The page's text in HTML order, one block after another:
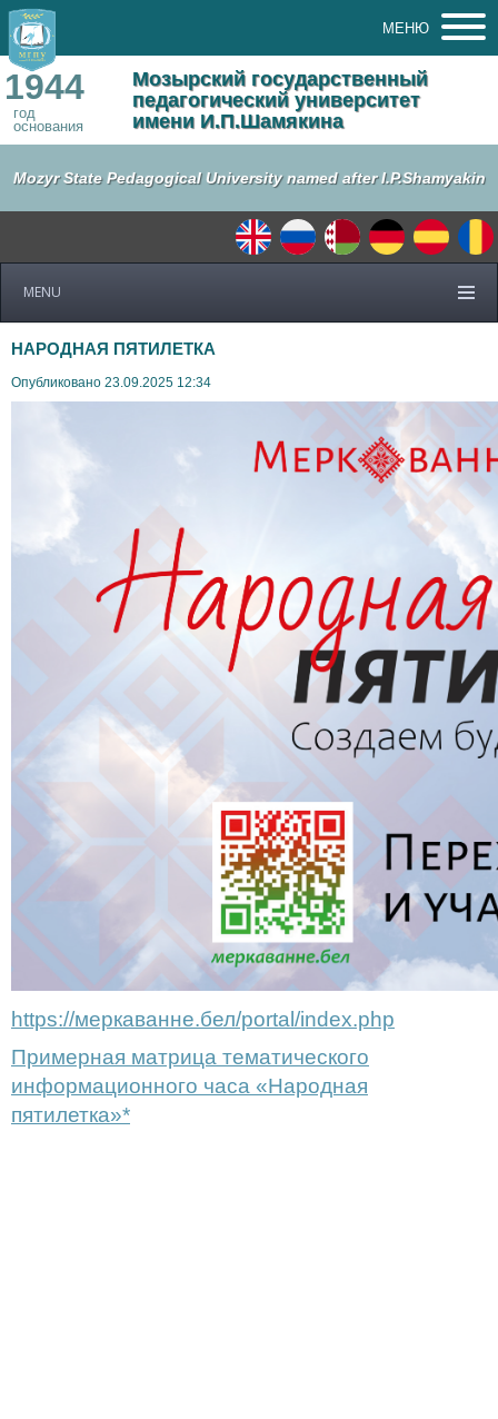
МЕНЮ
1944
год
основания
Мозырский государственный
педагогический университет
имени И.П.Шамякина
Mozyr State Pedagogical University named after I.P.Shamyakin
MENU
НАРОДНАЯ ПЯТИЛЕТКА
Опубликовано 23.09.2025 12:34
https://меркаванне.бел/portal/index.php
Примерная матрица тематического
информационного часа «Народная
пятилетка»*